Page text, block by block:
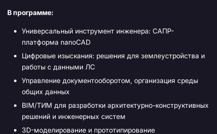
В программе:
Универсальный инструмент инженера: САПР-
платформа nanoCAD
Цифровые изыскания: решения для землеустройства и
работы с данными ЛС
Управление документооборотом, организация среды
общих данных
BIM/ТИМ для разработки архитектурно-конструктивных
решений и инженерных систем
3D-моделирование и прототипирование